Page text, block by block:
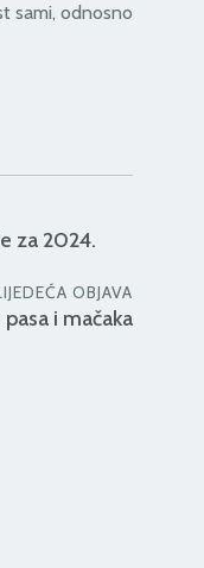
sami, odnosno
za 2024.
OBJAVA
i mačaka